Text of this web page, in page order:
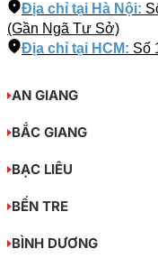
Địa chỉ tại Hà Nội:
(Gần Ngã Tư Sở)
Địa chỉ tại HCM: Số
AN GIANG
BẮC GIANG
BẠC LIÊU
BẾN TRE
BÌNH DƯƠNG